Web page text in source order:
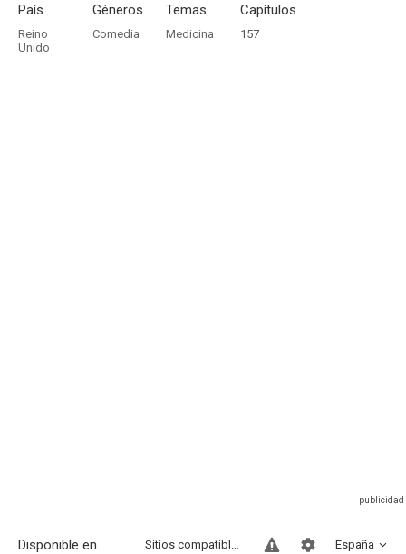
País
Reino
Unido
Géneros
Comedia
Temas
Medicina
Capítulos
157
Disponible en... España
Sitios compatibles